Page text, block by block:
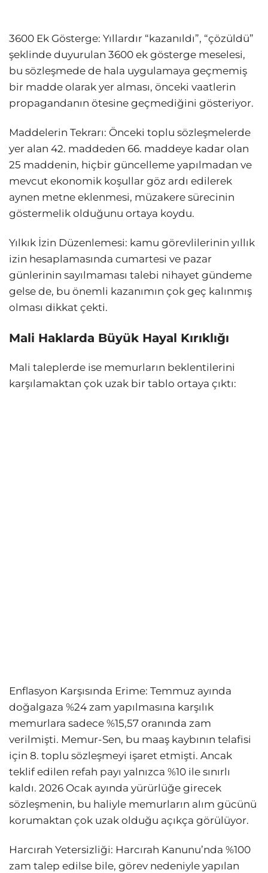
3600 Ek Gösterge: Yıllardır “kazanıldı”, “çözüldü”
şeklinde duyurulan 3600 ek gösterge meselesi,
bu sözleşmede de hala uygulamaya geçmemiş
bir madde olarak yer alması, önceki vaatlerin
propagandanın ötesine geçmediğini gösteriyor.
Maddelerin Tekrarı: Önceki toplu sözleşmelerde
yer alan 42. maddeden 66. maddeye kadar olan
25 maddenin, hiçbir güncelleme yapılmadan ve
mevcut ekonomik koşullar göz ardı edilerek
aynen metne eklenmesi, müzakere sürecinin
göstermelik olduğunu ortaya koydu.
Yılkık İzin Düzenlemesi: kamu görevlilerinin yıllık
izin hesaplamasında cumartesi ve pazar
günlerinin sayılmaması talebi nihayet gündeme
gelse de, bu önemli kazanımın çok geç kalınmış
olması dikkat çekti.
Mali Haklarda Büyük Hayal Kırıklığı
Mali taleplerde ise memurların beklentilerini
karşılamaktan çok uzak bir tablo ortaya çıktı:
Enflasyon Karşısında Erime: Temmuz ayında
doğalgaza %24 zam yapılmasına karşılık
memurlara sadece %15,57 oranında zam
verilmişti. Memur-Sen, bu maaş kaybının telafisi
için 8. toplu sözleşmeyi işaret etmişti. Ancak
teklif edilen refah payı yalnızca %10 ile sınırlı
kaldı. 2026 Ocak ayında yürürlüğe girecek
sözleşmenin, bu haliyle memurların alım gücünü
korumaktan çok uzak olduğu açıkça görülüyor.
Harcırah Yetersizliği: Harcırah Kanunu’nda %100
zam talep edilse bile, görev nedeniyle yapılan